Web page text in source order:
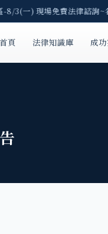
) 現場免費法律諮詢~
首頁 法律知識庫 成